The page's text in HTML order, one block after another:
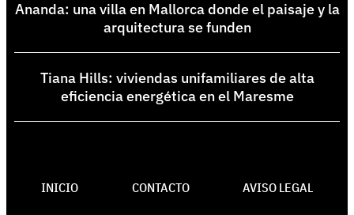
Ananda: una villa en Mallorca donde el paisaje y la
arquitectura se funden
Tiana Hills: viviendas unifamiliares de alta
eficiencia energética en el Maresme
INICIO CONTACTO AVISO LEGAL